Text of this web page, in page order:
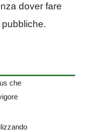
dover fare
che